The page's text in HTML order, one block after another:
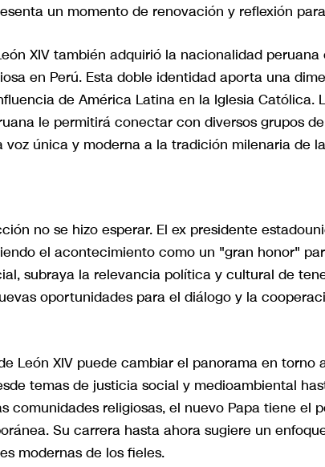
un momento de renovación y reflexión
XIV también adquirió la nacionalidad
en Perú. Esta doble identidad aporta una
de América Latina en la Iglesia Católica.
le permitirá conectar con diversos grupos
voz única y moderna a la tradición milenaria de
no se hizo esperar. El ex presidente
el acontecimiento como un "gran honor"
subraya la relevancia política y cultural de
oportunidades para el diálogo y la
León XIV puede cambiar el panorama en torno
temas de justicia social y medioambiental
comunidades religiosas, el nuevo Papa tiene el
Su carrera hasta ahora sugiere un
modernas de los fieles.